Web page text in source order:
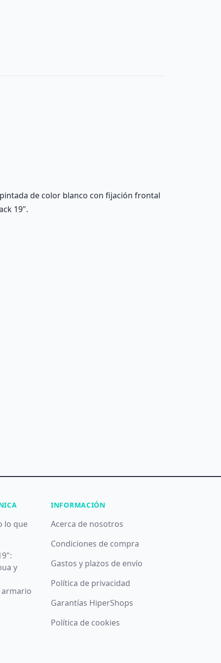
de color blanco con fijación frontal
19".
lo que
y
armario
INFORMACIÓN
Acerca de nosotros
Condiciones de compra
Gastos y plazos de envío
Política de privacidad
Garantías HiperShops
Política de cookies